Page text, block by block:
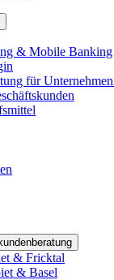
& Mobile Banking
für
& Fricktal
& Basel